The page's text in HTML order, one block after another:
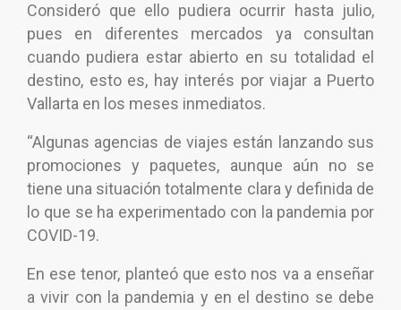
Consideró que ello pudiera ocurrir hasta julio,
pues en diferentes mercados ya consultan
cuando pudiera estar abierto en su totalidad el
destino, esto es, hay interés por viajar a Puerto
Vallarta en los meses inmediatos.
“Algunas agencias de viajes están lanzando sus
promociones y paquetes, aunque aún no se
tiene una situación totalmente clara y definida de
lo que se ha experimentado con la pandemia por
COVID-19.
En ese tenor, planteó que esto nos va a enseñar
a vivir con la pandemia y en el destino se debe